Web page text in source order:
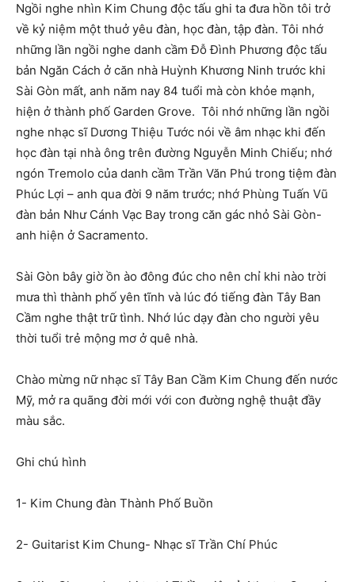
Ngồi nghe nhìn Kim Chung độc tấu ghi ta đưa hồn tôi trở
về kỷ niệm một thuở yêu đàn, học đàn, tập đàn. Tôi nhớ
những lần ngồi nghe danh cầm Đỗ Đình Phương độc tấu
bản Ngăn Cách ở căn nhà Huỳnh Khương Ninh trước khi
Sài Gòn mất, anh năm nay 84 tuổi mà còn khỏe mạnh,
hiện ở thành phố Garden Grove. Tôi nhớ những lần ngồi
nghe nhạc sĩ Dương Thiệu Tước nói về âm nhạc khi đến
học đàn tại nhà ông trên đường Nguyễn Minh Chiếu; nhớ
ngón Tremolo của danh cầm Trần Văn Phú trong tiệm đàn
Phúc Lợi – anh qua đời 9 năm trước; nhớ Phùng Tuấn Vũ
đàn bản Như Cánh Vạc Bay trong căn gác nhỏ Sài Gòn-
anh hiện ở Sacramento.
Sài Gòn bây giờ ồn ào đông đúc cho nên chỉ khi nào trời
mưa thì thành phố yên tĩnh và lúc đó tiếng đàn Tây Ban
Cầm nghe thật trữ tình. Nhớ lúc dạy đàn cho người yêu
thời tuổi trẻ mộng mơ ở quê nhà.
Chào mừng nữ nhạc sĩ Tây Ban Cầm Kim Chung đến nước
Mỹ, mở ra quãng đời mới với con đường nghệ thuật đầy
màu sắc.
Ghi chú hình
1- Kim Chung đàn Thành Phố Buồn
2- Guitarist Kim Chung- Nhạc sĩ Trần Chí Phúc